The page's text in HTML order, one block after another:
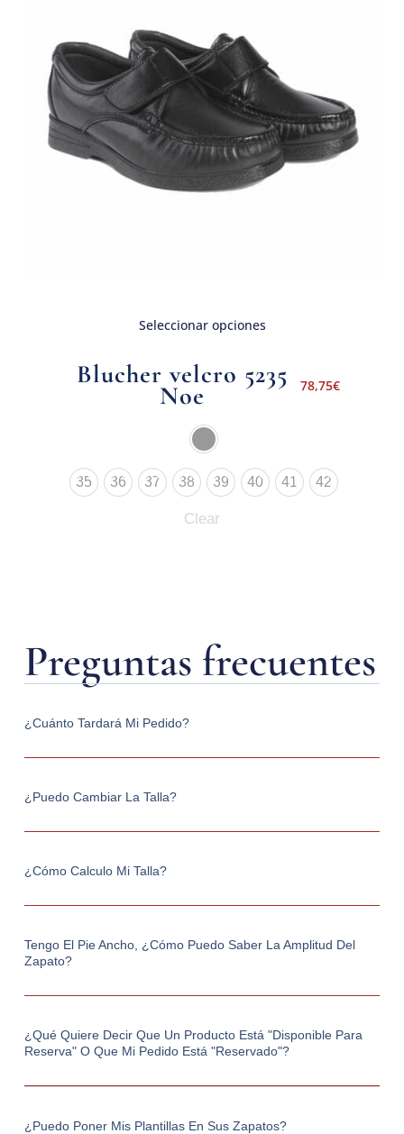
Seleccionar opciones
Blucher velcro 5235
Noe 78,75€
35 36 37 38 39 40 41 42
Clear
Preguntas frecuentes
¿Cuánto Tardará Mi Pedido?
¿Puedo Cambiar La Talla?
¿Cómo Calculo Mi Talla?
Tengo El Pie Ancho, ¿cómo Puedo Saber La Amplitud Del
Zapato?
¿Qué Quiere Decir Que Un Producto Está "Disponible Para
Reserva" O Que Mi Pedido Está "Reservado"?
¿Puedo Poner Mis Plantillas En Sus Zapatos?